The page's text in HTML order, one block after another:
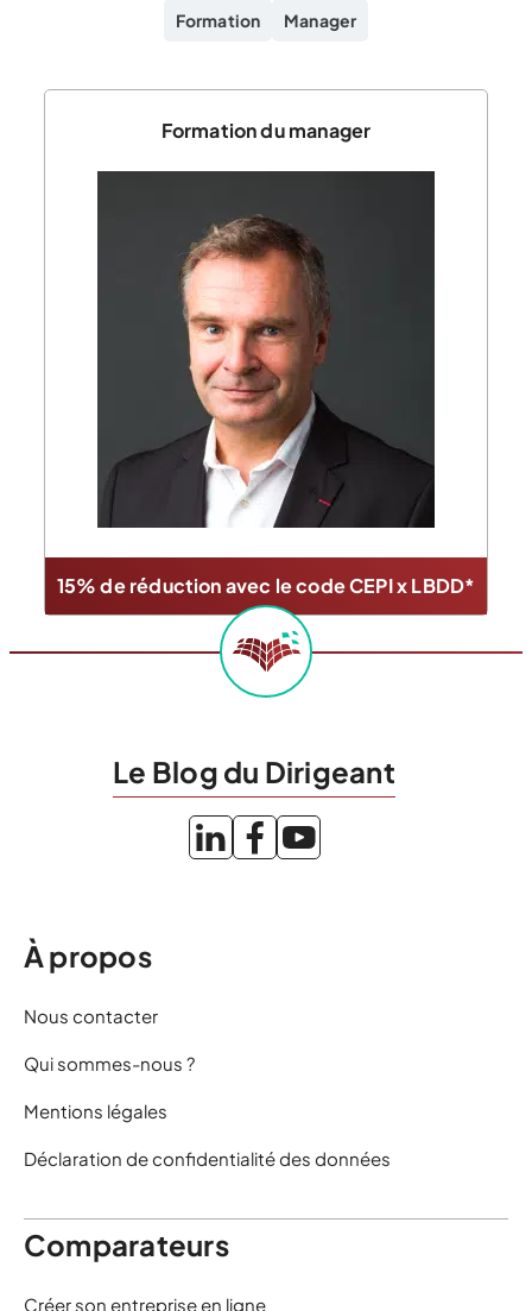
Formation Manager
Formation du manager
15% de réduction avec le code CEPI x LBDD*
Le Blog du Dirigeant
À propos
Nous contacter
Qui sommes-nous ?
Mentions légales
Déclaration de confidentialité des données
Comparateurs
Créer son entreprise en ligne